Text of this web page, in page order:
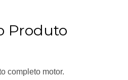
Produto
completo motor.